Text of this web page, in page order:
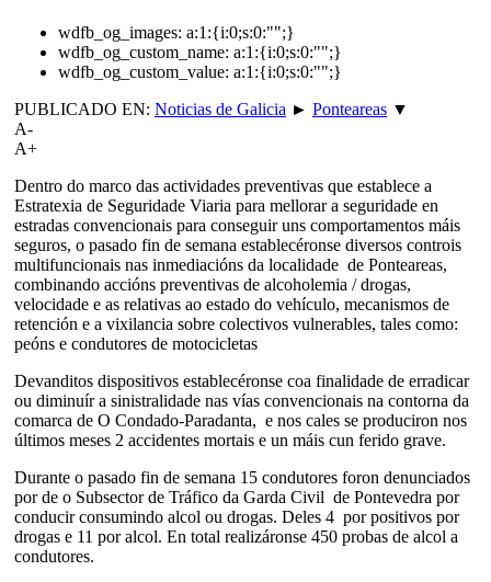
wdfb_og_images: a:1:{i:0;s:0:"";}
wdfb_og_custom_name: a:1:{i:0;s:0:"";}
wdfb_og_custom_value: a:1:{i:0;s:0:"";}
PUBLICADO EN: Noticias de Galicia ► Ponteareas ▼
A-
A+
Dentro do marco das actividades preventivas que establece a
Estratexia de Seguridade Viaria para mellorar a seguridade en
estradas convencionais para conseguir uns comportamentos máis
seguros, o pasado fin de semana establecéronse diversos controis
multifuncionais nas inmediacións da localidade de Ponteareas,
combinando accións preventivas de alcoholemia / drogas,
velocidade e as relativas ao estado do vehículo, mecanismos de
retención e a vixilancia sobre colectivos vulnerables, tales como:
peóns e condutores de motocicletas
Devanditos dispositivos establecéronse coa finalidade de erradicar
ou diminuír a sinistralidade nas vías convencionais na contorna da
comarca de O Condado-Paradanta, e nos cales se produciron nos
últimos meses 2 accidentes mortais e un máis cun ferido grave.
Durante o pasado fin de semana 15 condutores foron denunciados
por de o Subsector de Tráfico da Garda Civil de Pontevedra por
conducir consumindo alcol ou drogas. Deles 4 por positivos por
drogas e 11 por alcol. En total realizáronse 450 probas de alcol a
condutores.